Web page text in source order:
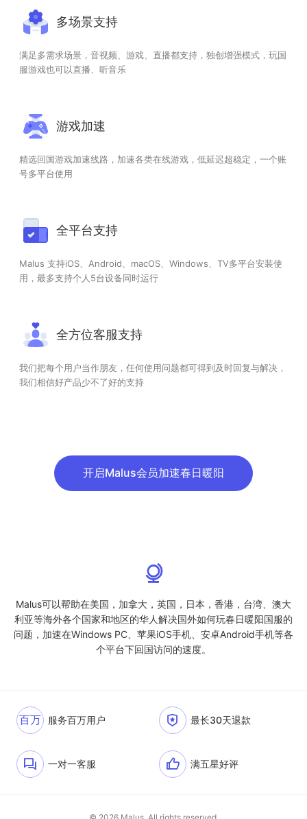
多场景支持
满足多需求场景，音视频、游戏、直播都支持，独创增强模式，玩国
服游戏也可以直播、听音乐
游戏加速
精选回国游戏加速线路，加速各类在线游戏，低延迟超稳定，一个账
号多平台使用
全平台支持
Malus 支持iOS、Android、macOS、Windows、TV多平台安装使
用，最多支持个人5台设备同时运行
全方位客服支持
我们把每个用户当作朋友，任何使用问题都可得到及时回复与解决，
我们相信好产品少不了好的支持
开启Malus会员加速春日暖阳
Malus可以帮助在美国，加拿大，英国，日本，香港，台湾、澳大
利亚等海外各个国家和地区的华人解决国外如何玩春日暖阳国服的
问题，加速在Windows PC、苹果iOS手机、安卓Android手机等各
个平台下回国访问的速度。
百万 服务百万用户 最长30天退款
一对一客服 满五星好评